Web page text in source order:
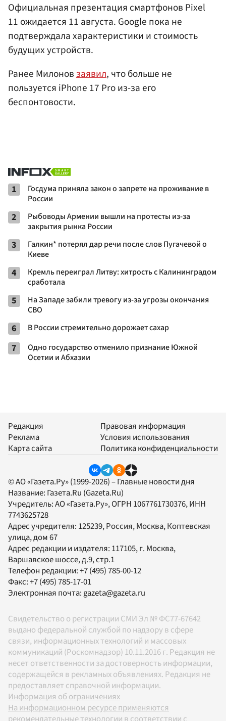
Официальная презентация смартфонов Pixel
11 ожидается 11 августа. Google пока не
подтверждала характеристики и стоимость
будущих устройств.
Ранее Милоновзаявил, что больше не
пользуется iPhone 17 Pro из-за его
беспонтовости.
1
Госдума приняла закон о запрете на проживание в
России
2
Рыбоводы Армении вышли на протесты из-за
закрытия рынка России
3
Галкин* потерял дар речи после слов Пугачевой о
Киеве
4
Кремль переиграл Литву: хитрость с Калининградом
сработала
5
На Западе забили тревогу из-за угрозы окончания
СВО
6 В России стремительно дорожает сахар
7
Одно государство отменило признание Южной
Осетии и Абхазии
Редакция
Реклама
Карта сайта
Правовая информация
Условия использования
Политика конфиденциальности
© АО «Газета.Ру» (1999-2026) – Главные новости дня
Название: Газета.Ru (Gazeta.Ru)
Учредитель:АО «Газета.Ру», ОГРН 1067761730376, ИНН
7743625728
Адрес учредителя: 125239, Россия, Москва, Коптевская
улица, дом 67
Адрес редакции и издателя: 117105, г. Москва,
Варшавское шоссе, д.9, стр.1
Телефон редакции:+7 (495) 785-00-12
Факс:+7 (495) 785-17-01
Электронная почта: gazeta@gazeta.ru
Свидетельство о регистрации СМИ Эл № ФС77-67642
выдано федеральной службой по надзору в сфере
связи, информационных технологий и массовых
коммуникаций (Роскомнадзор) 10.11.2016 г. Редакция не
несет ответственности за достоверность информации,
содержащейся в рекламных объявлениях. Редакция не
предоставляет справочной информации.
Информация об ограничениях
На информационном ресурсе применяются